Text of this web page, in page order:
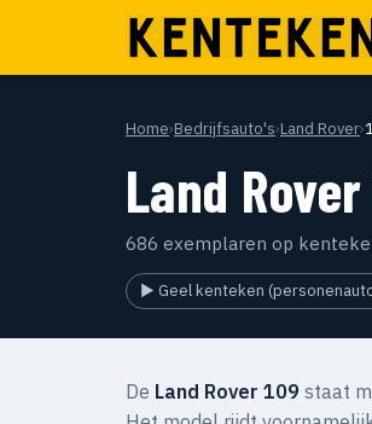
Home›Bedrijfsauto's›Land Rover›
Land Rover
686 exemplaren op
▶ Geel kenteken
De Land Rover 109 staat